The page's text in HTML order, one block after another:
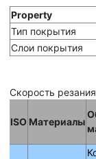
Property
Тип покрытия
Слои покрытия
Скорость
ISO Материалы